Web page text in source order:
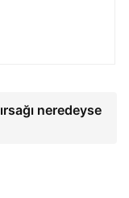
neredeyse